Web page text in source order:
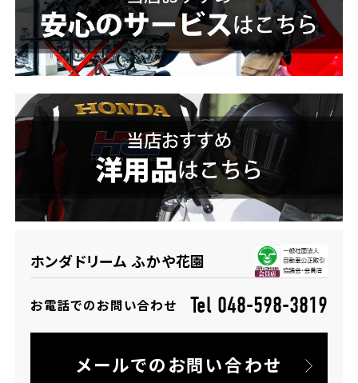
ホンダドリーム ふかや花園
お電話でのお問い合わせ Tel 048-598-3819
メールでのお問い合わせ
千葉県
ホンダドリーム 船橋
ホンダドリーム 松戸
ホンダドリーム 蘇我
埼玉県
ホンダドリーム 所沢
ホンダドリーム 大宮
ホンダドリーム 西宮甲子園
奈良県
ホンダドリーム 奈良